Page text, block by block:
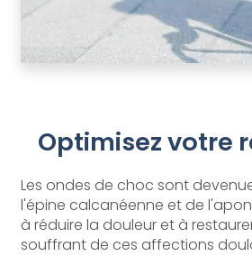
Optimisez votre
Les ondes de choc sont
l'épine calcanéenne et de
à réduire la douleur et à
souffrant de ces affections